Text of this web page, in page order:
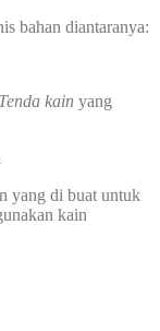
bahan diantaranya:
Tenda kain yang
yang di buat untuk
kain